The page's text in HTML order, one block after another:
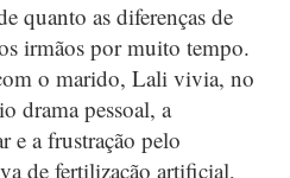
quanto as diferenças de
irmãos por muito tempo.
o marido, Lali vivia, no
drama pessoal, a
e a frustração pelo
de fertilização artificial,